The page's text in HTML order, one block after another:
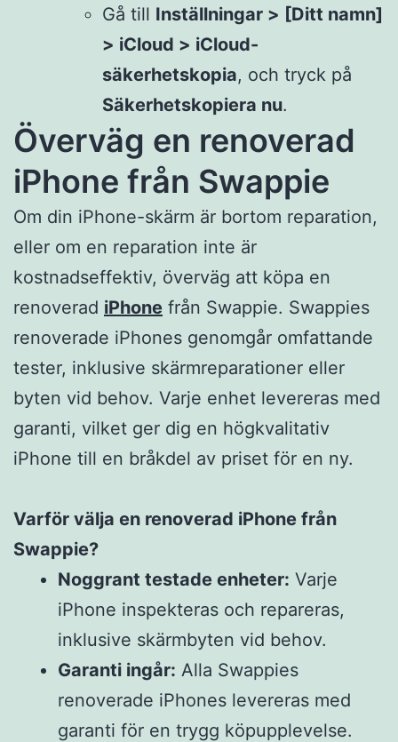
Gå till Inställningar > [Ditt namn]
> iCloud > iCloud-
säkerhetskopia, och tryck på
Säkerhetskopiera nu.
Överväg en renoverad
iPhone från Swappie
Om din iPhone-skärm är bortom reparation,
eller om en reparation inte är
kostnadseffektiv, överväg att köpa en
renoverad iPhone från Swappie. Swappies
renoverade iPhones genomgår omfattande
tester, inklusive skärmreparationer eller
byten vid behov. Varje enhet levereras med
garanti, vilket ger dig en högkvalitativ
iPhone till en bråkdel av priset för en ny.
Varför välja en renoverad iPhone från
Swappie?
Noggrant testade enheter: Varje
iPhone inspekteras och repareras,
inklusive skärmbyten vid behov.
Garanti ingår: Alla Swappies
renoverade iPhones levereras med
garanti för en trygg köpupplevelse.